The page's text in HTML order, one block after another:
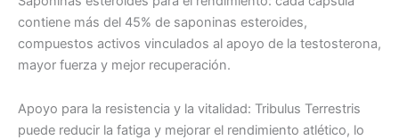
contiene más del 45% de saponinas esteroides,
compuestos activos vinculados al apoyo de la testosterona,
mayor fuerza y mejor recuperación.
Apoyo para la resistencia y la vitalidad: Tribulus Terrestris
puede reducir la fatiga y mejorar el rendimiento atlético, lo